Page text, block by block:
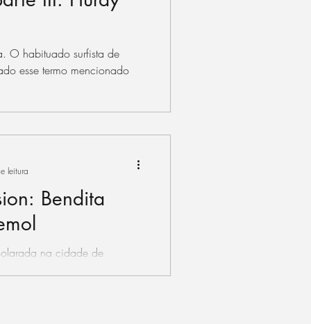
O habituado surfista de
esse termo mencionado
Bendita
na cidade de
leitura